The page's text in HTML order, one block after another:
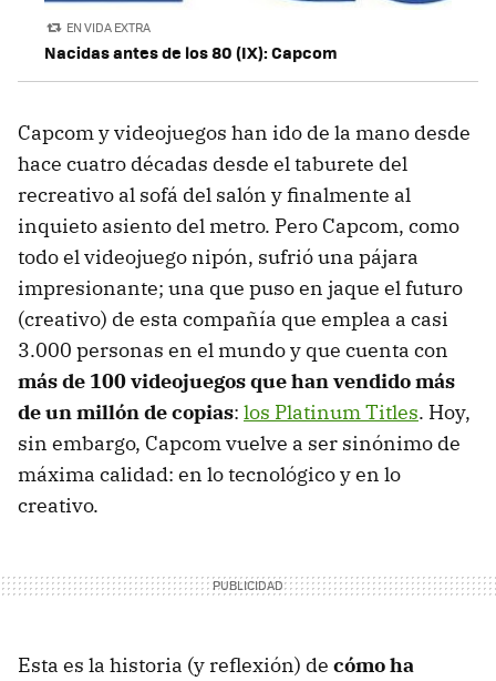
EN VIDA EXTRA
Nacidas antes de los 80 (IX): Capcom
Capcom y videojuegos han ido de la mano desde
hace cuatro décadas desde el taburete del
recreativo al sofá del salón y finalmente al
inquieto asiento del metro. Pero Capcom, como
todo el videojuego nipón, sufrió una pájara
impresionante; una que puso en jaque el futuro
(creativo) de esta compañía que emplea a casi
3.000 personas en el mundo y que cuenta con
más de 100 videojuegos que han vendido más
de un millón de copias: los Platinum Titles. Hoy,
sin embargo, Capcom vuelve a ser sinónimo de
máxima calidad: en lo tecnológico y en lo
creativo.
Esta es la historia (y reflexión) de cómo ha